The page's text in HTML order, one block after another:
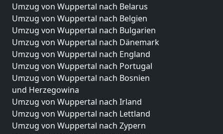
Umzug von Wuppertal nach Belarus
Umzug von Wuppertal nach Belgien
Umzug von Wuppertal nach Bulgarien
Umzug von Wuppertal nach Dänemark
Umzug von Wuppertal nach England
Umzug von Wuppertal nach Portugal
Umzug von Wuppertal nach Bosnien
und Herzegowina
Umzug von Wuppertal nach Irland
Umzug von Wuppertal nach Lettland
Umzug von Wuppertal nach Zypern